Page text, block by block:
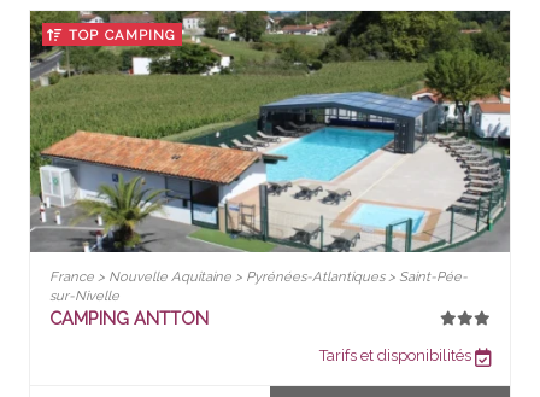
TOP CAMPING
France > Nouvelle Aquitaine > Pyrénées-Atlantiques > Saint-Pée-
sur-Nivelle
CAMPING ANTTON
Tarifs et disponibilités